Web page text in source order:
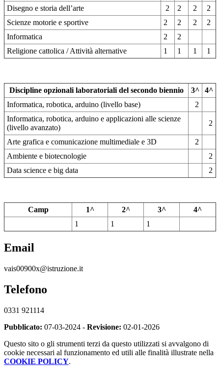
Disegno e storia dell’arte 2 2 2
2
Scienze motorie e sportive
2 2 2
2
Informatica
2
2
Religione cattolica / Attività alternative
1 1 1 1
Discipline opzionali laboratoriali del secondo biennio 3^
4^
Informatica, robotica, arduino (livello base)
2
Informatica, robotica, arduino e applicazioni alle scienze
(livello avanzato)
2
Arte grafica e comunicazione multimediale e 3D
2
Ambiente e biotecnologie
2
Data science e big data
2
Camp 1^ 2^ 3^
4^
1
1 1
Email
vais00900x@istruzione.it
Telefono
0331 921114
Pubblicato: 07-03-2024 - Revisione: 02-01-2026
Questo sito o gli strumenti terzi da questo utilizzati si avvalgono di
cookie necessari al funzionamento ed utili alle finalità illustrate nella
COOKIE POLICY.